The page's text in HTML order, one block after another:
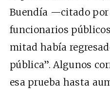
Buendía —citado
funcionarios
mitad había
pública”. Algunos
esa prueba hasta